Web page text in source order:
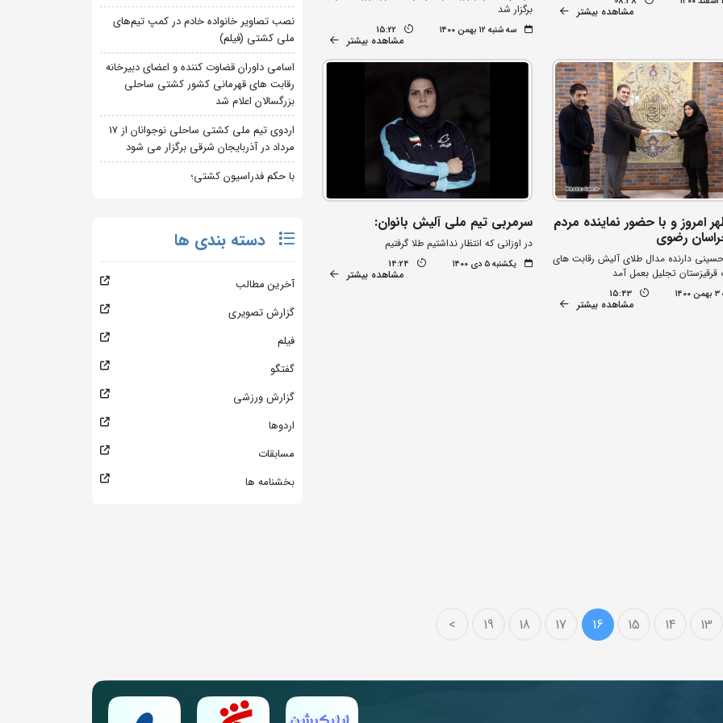
مشاهده بیشتر
برگزار شد
سه شنبه ۱۲ بهمن ۱۴۰۰ 15:22
مشاهده بیشتر
امروز و با حضور نماینده مردم
رضوی
دارنده مدال طلای آلیش رقابت های
قرقیزستان تجلیل بعمل آمد
15:43
مشاهده بیشتر
سرمربی تیم ملی آلیش بانوان:
در اوزانی که انتظار نداشتیم طلا گرفتیم
یکشنبه ۵ دی ۱۴۰۰ 14:24
مشاهده بیشتر
13
14
15
16
17
18
19
>
نصب تصاویر خانواده خادم در کمپ تیم‌های
ملی کشتی (فیلم)
اسامی داوران قضاوت کننده و اعضای دبیرخانه
رقابت های قهرمانی کشور کشتی ساحلی
بزرگسالان اعلام شد
اردوی تیم ملی کشتی ساحلی نوجوانان از 17
مرداد در آذربایجان شرقی برگزار می شود
با حکم فدراسیون کشتی؛
دسته بندی ها
آخرین مطالب
گزارش تصویری
فیلم
گفتگو
گزارش ورزشی
اردوها
مسابقات
بخشنامه ها